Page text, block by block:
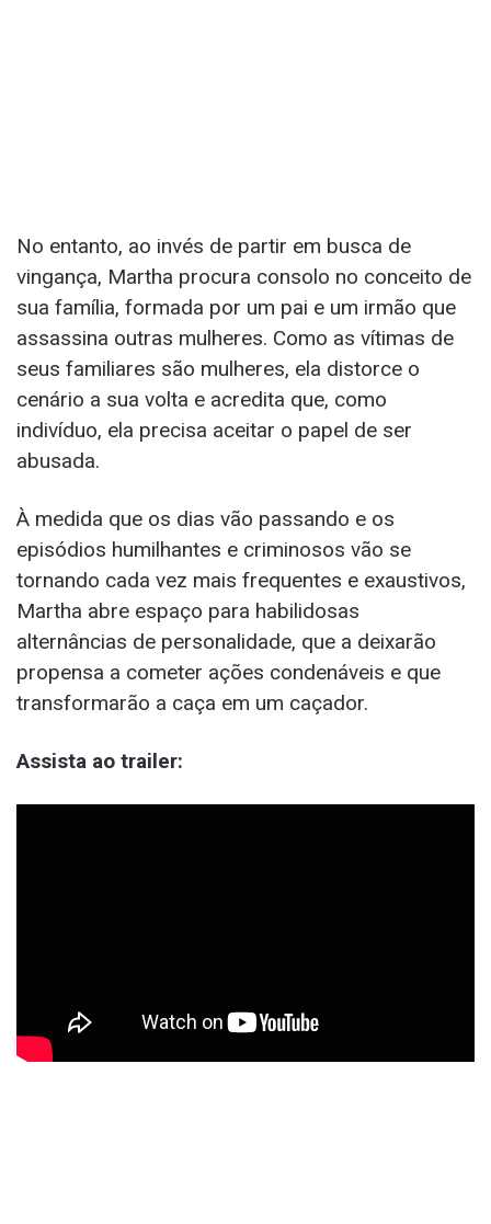
No entanto, ao invés de partir em busca de
vingança, Martha procura consolo no conceito de
sua família, formada por um pai e um irmão que
assassina outras mulheres. Como as vítimas de
seus familiares são mulheres, ela distorce o
cenário a sua volta e acredita que, como
indivíduo, ela precisa aceitar o papel de ser
abusada.
À medida que os dias vão passando e os
episódios humilhantes e criminosos vão se
tornando cada vez mais frequentes e exaustivos,
Martha abre espaço para habilidosas
alternâncias de personalidade, que a deixarão
propensa a cometer ações condenáveis e que
transformarão a caça em um caçador.
Assista ao trailer: